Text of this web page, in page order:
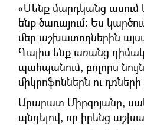
«Մենք մարդկանց ասում
ենք ծառայում։ Ես
մեր աշխատողներին
Գալիս ենք առանց
պահպանում, բոլորս
միկրոֆոններն ու
Արարատ Միրզոյանը,
պնդելով, որ իրենց